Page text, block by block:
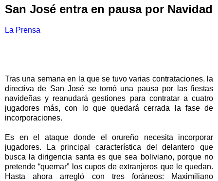
San José entra en pausa por Navidad
La Prensa
Tras una semana en la que se tuvo varias contrataciones, la
directiva de San José se tomó una pausa por las fiestas
navideñas y reanudará gestiones para contratar a cuatro
jugadores más, con lo que quedará cerrada la fase de
incorporaciones.
Es en el ataque donde el orureño necesita incorporar
jugadores. La principal característica del delantero que
busca la dirigencia santa es que sea boliviano, porque no
pretende “quemar” los cupos de extranjeros que le quedan.
Hasta ahora arregló con tres foráneos: Maximiliano